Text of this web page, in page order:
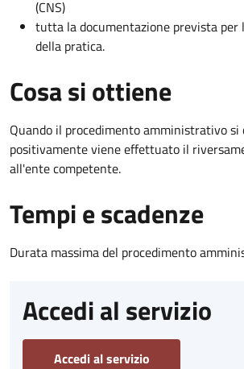
(CNS)
tutta la documentazione prevista per
della pratica.
Cosa si ottiene
Quando il procedimento amministrativo si
positivamente viene effettuato il
all'ente competente.
Tempi e scadenze
Durata massima del procedimento
Accedi al servizio
Accedi al servizio